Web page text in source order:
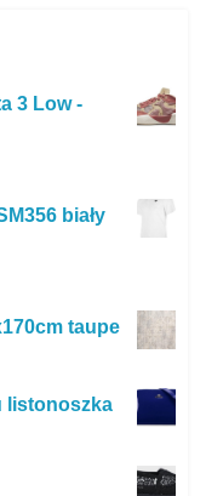
3 Low -
biały
taupe
listonoszka